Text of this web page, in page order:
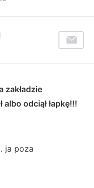
zakładzie
odciął łapkę!!!
ja poza